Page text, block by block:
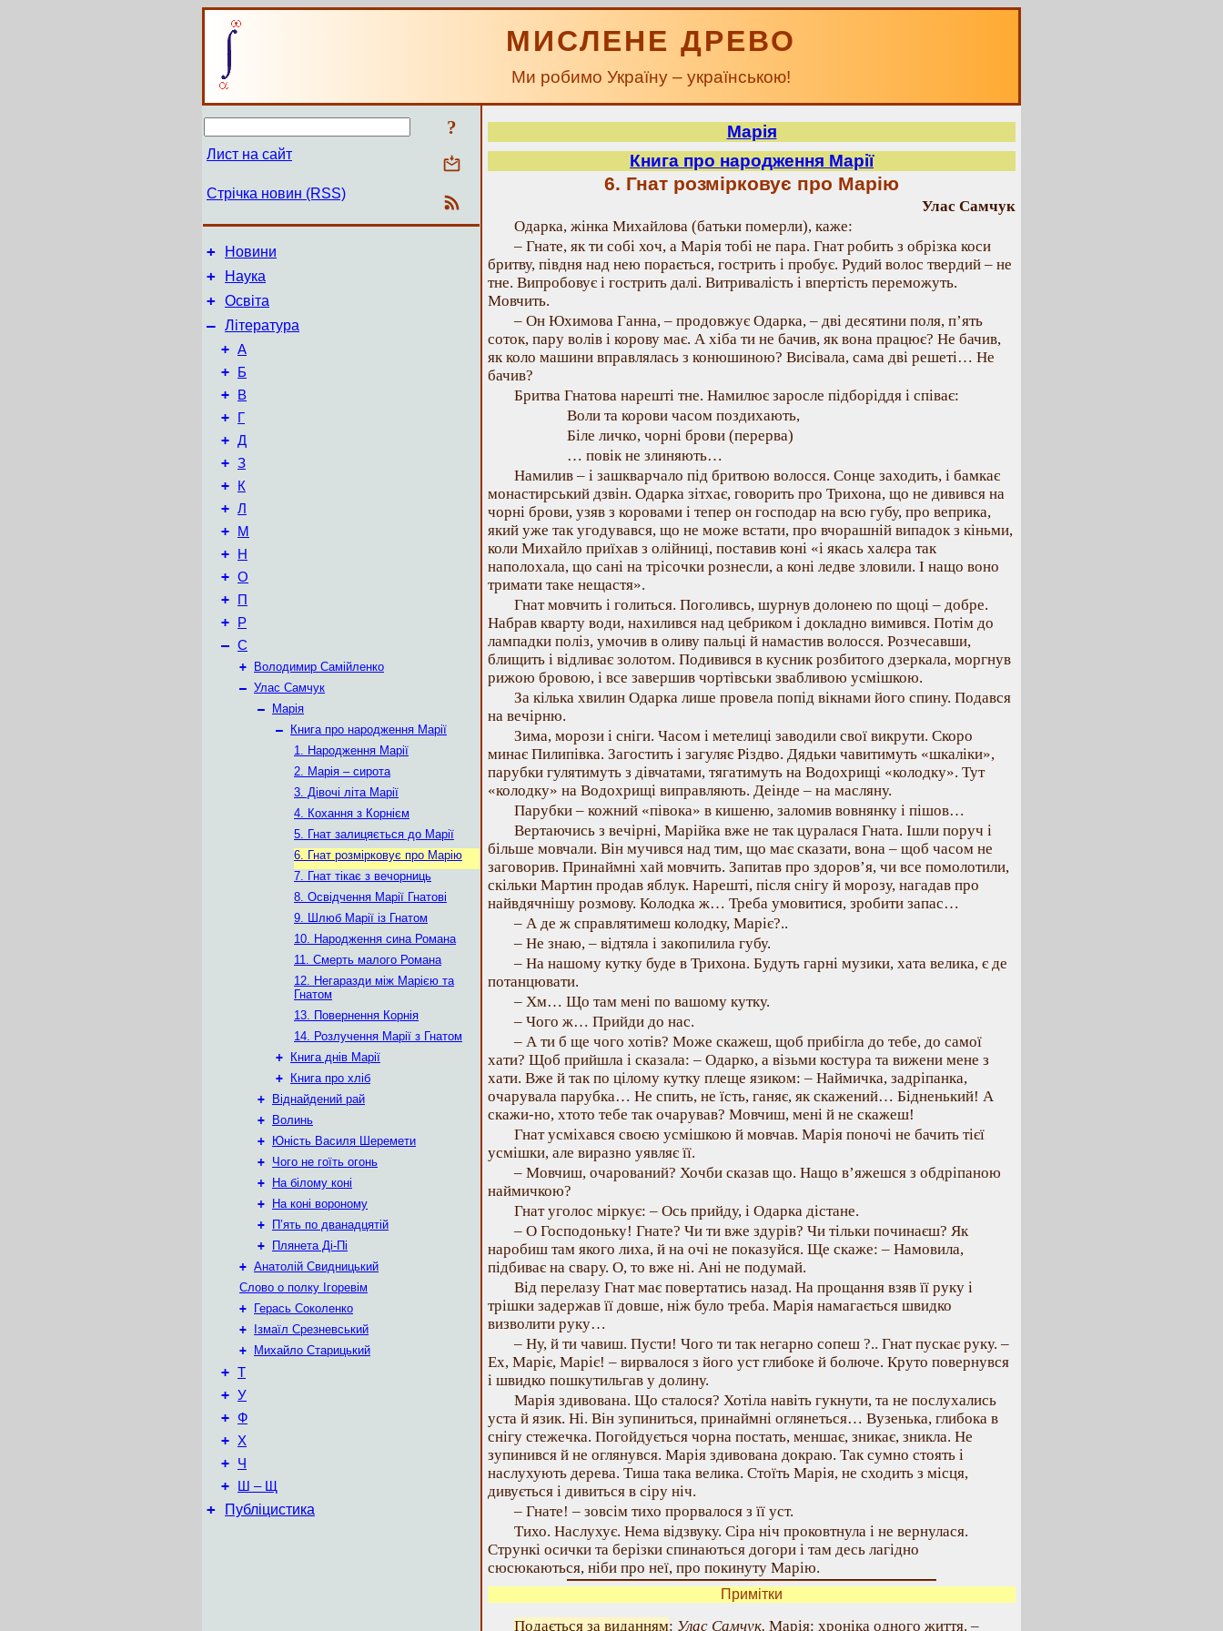
МИСЛЕНЕ ДРЕВО
Ми робимо Україну – українською!
?
Лист на сайт
Стрічка новин (RSS)
+ Новини
+ Наука
+ Освіта
– Література
+ А
+ Б
+ В
+ Г
+ Д
+ З
+ К
+ Л
+ М
+ Н
+ О
+ П
+ Р
– С
+
Володимир Самійленко
– Улас Самчук
–
Марія
–
Книга про народження Марії
1. Народження Марії
2. Марія – сирота
3. Дівочі літа Марії
4. Кохання з Корнієм
5. Гнат залицяється до Марії
6. Гнат розмірковує про Марію
7. Гнат тікає з вечорниць
8. Освідчення Марії Гнатові
9. Шлюб Марії із Гнатом
10. Народження сина Романа
11. Смерть малого Романа
12. Негаразди між Марією та
Гнатом
13. Повернення Корнія
14. Розлучення Марії з Гнатом
+
Книга днів Марії
+
Книга про хліб
+
Віднайдений рай
+
Волинь
+
Юність Василя Шеремети
+ Чого не гоїть огонь
+
На білому коні
+
На коні вороному
+
П’ять по дванадцятій
+
Плянета Ді-Пі
+ Анатолій Свидницький
Слово о полку Ігоревім
+
Герась Соколенко
+
Ізмаїл Срезневський
+
Михайло Старицький
+ Т
+ У
+ Ф
+ Х
+ Ч
+ Ш – Щ
+ Публіцистика
Марія
Книга про народження Марії
6. Гнат розмірковує про Марію
Улас Самчук
Одарка, жінка Михайлова (батьки померли), каже:
– Гнате, як ти собі хоч, а Марія тобі не пара. Гнат робить з обрізка коси
бритву, півдня над нею порається, гострить і пробує. Рудий волос твердий – не
тне. Випробовує і гострить далі. Витривалість і впертість переможуть.
Мовчить.
– Он Юхимова Ганна, – продовжує Одарка, – дві десятини поля, п’ять
соток, пару волів і корову має. А хіба ти не бачив, як вона працює? Не бачив,
як коло машини вправлялась з конюшиною? Висівала, сама дві решеті… Не
бачив?
Бритва Гнатова нарешті тне. Намилює заросле підборіддя і співає:
Воли та корови часом поздихають,
Біле личко, чорні брови (перерва)
… повік не злиняють…
Намилив – і зашкварчало під бритвою волосся. Сонце заходить, і бамкає
монастирський дзвін. Одарка зітхає, говорить про Трихона, що не дивився на
чорні брови, узяв з коровами і тепер он господар на всю губу, про веприка,
який уже так угодувався, що не може встати, про вчорашній випадок з кіньми,
коли Михайло приїхав з олійниці, поставив коні «і якась халєра так
наполохала, що сані на трісочки рознесли, а коні ледве зловили. І нащо воно
тримати таке нещастя».
Гнат мовчить і голиться. Поголивсь, шурнув долонею по щоці – добре.
Набрав кварту води, нахилився над цебриком і докладно вимився. Потім до
лампадки поліз, умочив в оливу пальці й намастив волосся. Розчесавши,
блищить і відливає золотом. Подивився в кусник розбитого дзеркала, моргнув
рижою бровою, і все завершив чортівськи звабливою усмішкою.
За кілька хвилин Одарка лише провела попід вікнами його спину. Подався
на вечірню.
Зима, морози і сніги. Часом і метелиці заводили свої викрути. Скоро
минає Пилипівка. Загостить і загуляє Різдво. Дядьки чавитимуть «шкаліки»,
парубки гулятимуть з дівчатами, тягатимуть на Водохрищі «колодку». Тут
«колодку» на Водохрищі виправляють. Деінде – на масляну.
Парубки – кожний «півока» в кишеню, заломив вовнянку і пішов…
Вертаючись з вечірні, Марійка вже не так цуралася Гната. Ішли поруч і
більше мовчали. Він мучився над тим, що має сказати, вона – щоб часом не
заговорив. Принаймні хай мовчить. Запитав про здоров’я, чи все помолотили,
скільки Мартин продав яблук. Нарешті, після снігу й морозу, нагадав про
найвдячнішу розмову. Колодка ж… Треба умовитися, зробити запас…
– А де ж справлятимеш колодку, Маріє?..
– Не знаю, – відтяла і закопилила губу.
– На нашому кутку буде в Трихона. Будуть гарні музики, хата велика, є де
потанцювати.
– Хм… Що там мені по вашому кутку.
– Чого ж… Прийди до нас.
– А ти б ще чого хотів? Може скажеш, щоб прибігла до тебе, до самої
хати? Щоб прийшла і сказала: – Одарко, а візьми костура та вижени мене з
хати. Вже й так по цілому кутку плеще язиком: – Наймичка, задріпанка,
очарувала парубка… Не спить, не їсть, ганяє, як скажений… Бідненький! А
скажи-но, хтото тебе так очарував? Мовчиш, мені й не скажеш!
Гнат усміхався своєю усмішкою й мовчав. Марія поночі не бачить тієї
усмішки, але виразно уявляє її.
– Мовчиш, очарований? Хочби сказав що. Нащо в’яжешся з обдріпаною
наймичкою?
Гнат уголос міркує: – Ось прийду, і Одарка дістане.
– О Господоньку! Гнате? Чи ти вже здурів? Чи тільки починаєш? Як
наробиш там якого лиха, й на очі не показуйся. Ще скаже: – Намовила,
підбиває на свару. О, то вже ні. Ані не подумай.
Від перелазу Гнат має повертатись назад. На прощання взяв її руку і
трішки задержав її довше, ніж було треба. Марія намагається швидко
визволити руку…
– Ну, й ти чавиш. Пусти! Чого ти так негарно сопеш ?.. Гнат пускає руку. –
Ех, Маріє, Маріє! – вирвалося з його уст глибоке й болюче. Круто повернувся
і швидко пошкутильгав у долину.
Марія здивована. Що сталося? Хотіла навіть гукнути, та не послухались
уста й язик. Ні. Він зупиниться, принаймні оглянеться… Вузенька, глибока в
снігу стежечка. Погойдується чорна постать, меншає, зникає, зникла. Не
зупинився й не оглянувся. Марія здивована докраю. Так сумно стоять і
наслухують дерева. Тиша така велика. Стоїть Марія, не сходить з місця,
дивується і дивиться в сіру ніч.
– Гнате! – зовсім тихо прорвалося з її уст.
Тихо. Наслухує. Нема відзвуку. Сіра ніч проковтнула і не вернулася.
Стрункі осички та берізки спинаються догори і там десь лагідно
сюсюкаються, ніби про неї, про покинуту Марію.
Примітки
Подається за виданням: Улас Самчук. Марія: хроніка одного життя. –